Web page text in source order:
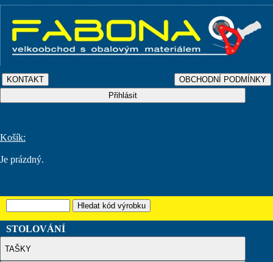
Košík:
Je prázdný.
STOLOVÁNÍ
TAŠKY